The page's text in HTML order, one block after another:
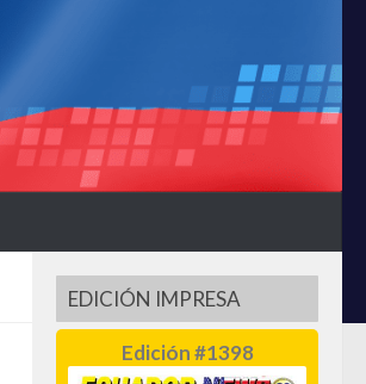
EDICIÓN IMPRESA
Edición #1398